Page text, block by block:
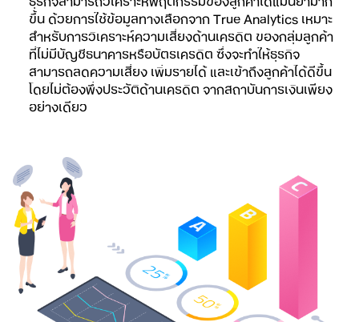
ขึ้น ด้วยการใช้ข้อมูลทางเลือกจาก True Analytics เหมาะ
สำหรับการวิเคราะห์ความเสี่ยงด้านเครดิต ของกลุ่มลูกค้า
ที่ไม่มีบัญชีธนาคารหรือบัตรเครดิต ซึ่งจะทำให้ธุรกิจ
สามารถลดความเสี่ยง เพิ่มรายได้ และเข้าถึงลูกค้าได้ดีขึ้น
โดยไม่ต้องพึ่งประวัติด้านเครดิต จากสถาบันการเงินเพียง
อย่างเดียว